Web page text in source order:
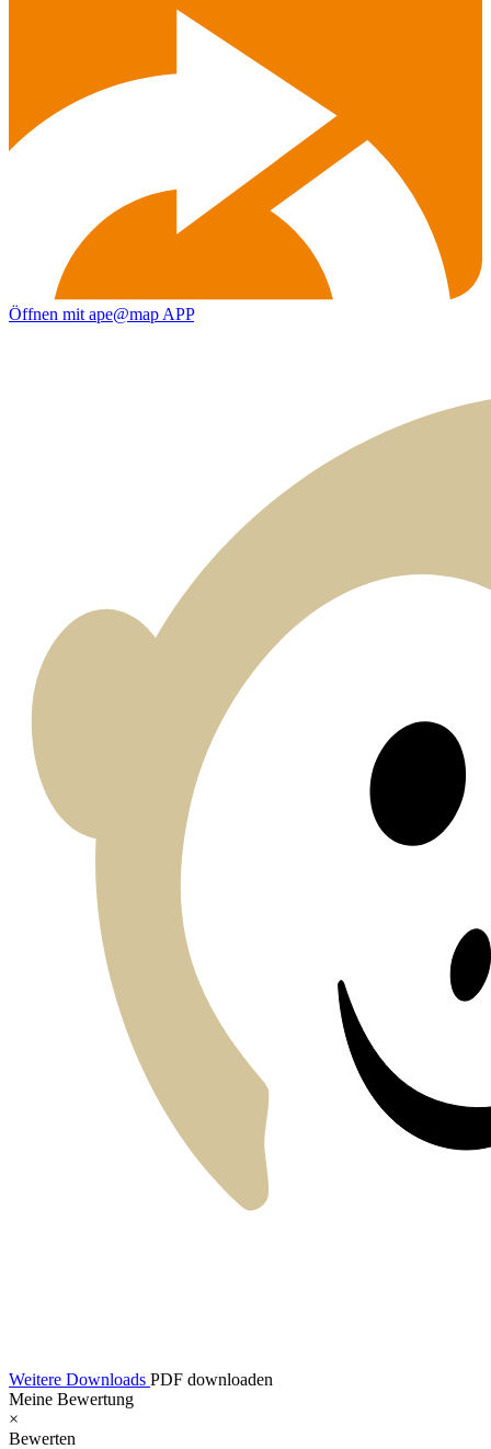
Öffnen mit ape@map APP
Weitere Downloads PDF downloaden
Meine Bewertung
×
Bewerten